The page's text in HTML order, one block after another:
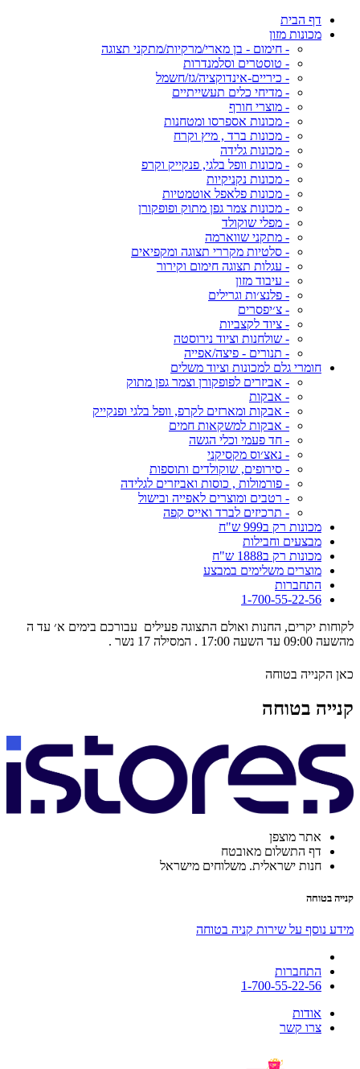
דף הבית
מכונות מזון
- חימום - בן מארי/מרקיות/מתקני תצוגה
- טוסטרים וסלמנדרות
- כיריים-אינדוקציה/גז/חשמל
- מדיחי כלים תעשייתיים
- מוצרי חורף
- מכונות אספרסו ומטחנות
- מכונות ברד , מיץ וקרח
- מכונות גלידה
- מכונות וופל בלגי, פנקייק וקרפ
- מכונות נקניקיות
- מכונות פלאפל אוטמטיות
- מכונות צמר גפן מתוק ופופקורן
- מפלי שוקולד
- מתקני שווארמה
- סלטיות מקררי תצוגה ומקפיאים
- עגלות תצוגה חימום וקירור
- עיבוד מזון
- פלנצ׳ות וגרילים
- צ׳יפסרים
- ציוד לקצביות
- שולחנות וציוד נירוסטה
- תנורים - פיצה/אפייה
חומרי גלם למכונות וציוד משלים
- אביזרים לפופקורן וצמר גפן מתוק
- אבקות
- אבקות ומארזים לקרפ, וופל בלגי ופנקייק
- אבקות למשקאות חמים
- חד פעמי וכלי הגשה
- נאצ׳וס מקסיקני
- סירופים, שוקולדים ותוספות
- פורמולות , כוסות ואביזרים לגלידה
- רטבים ומוצרים לאפייה ובישול
- תרכיזים לברד ואייס קפה
מכונות רק ב999 ש"ח
מבצעים וחבילות
מכונות רק ב1888 ש"ח
מוצרים משלימים במבצע
התחברות
1-700-55-22-56
לקוחות יקרים, החנות ואולם התצוגה פעילים עבורכם בימים א׳ עד ה
מהשעה 09:00 עד השעה 17:00 . המסילה 17 נשר .
כאן הקנייה בטוחה
קנייה בטוחה
אתר מוצפן
דף התשלום מאובטח
חנות ישראלית. משלוחים מישראל
קנייה בטוחה
מידע נוסף על שירות קניה בטוחה
התחברות
1-700-55-22-56
אודות
צרו קשר